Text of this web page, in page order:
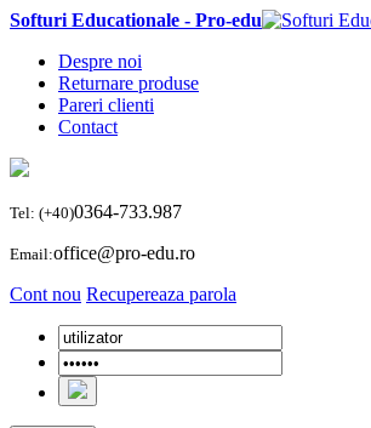
Softuri Educationale - Pro-edu
Despre noi
Returnare produse
Pareri clienti
Contact
Tel: (+40)0364-733.987
Email:office@pro-edu.ro
Cont nou Recupereaza parola